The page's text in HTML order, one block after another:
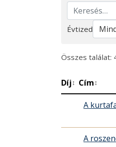
Keresés
Évtized
Összes találat:
Díj↕ Cím↕
A
A